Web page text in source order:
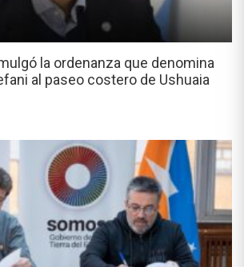
la ordenanza que denomina
al paseo costero de Ushuaia